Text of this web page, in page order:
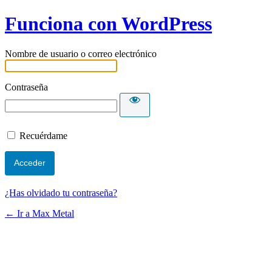
Funciona con WordPress
Nombre de usuario o correo electrónico
Contraseña
Recuérdame
¿Has olvidado tu contraseña?
← Ir a Max Metal